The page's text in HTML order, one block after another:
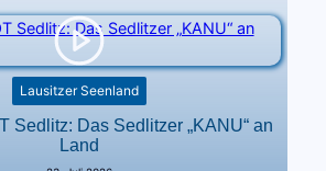
Lausitzer Seenland
Sedlitz: Das Sedlitzer „KANU“ an
Land